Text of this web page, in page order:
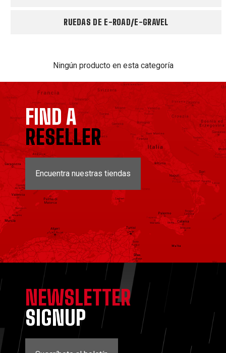
RUEDAS DE E-ROAD/E-GRAVEL
Ningún producto en esta categoría
FIND A
RESELLER
Encuentra nuestras tiendas
NEWSLETTER
SIGNUP